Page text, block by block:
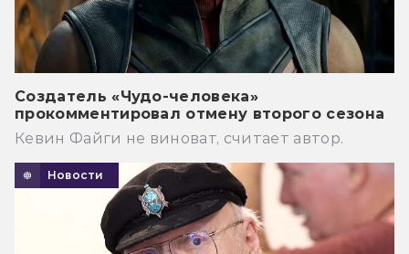
Создатель «Чудо-человека»
прокомментировал отмену второго сезона
Кевин Файги не виноват, считает автор.
Новости